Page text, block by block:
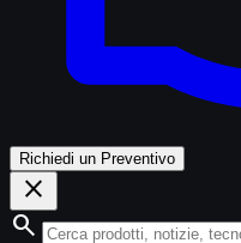
Richiedi un Preventivo
close
search